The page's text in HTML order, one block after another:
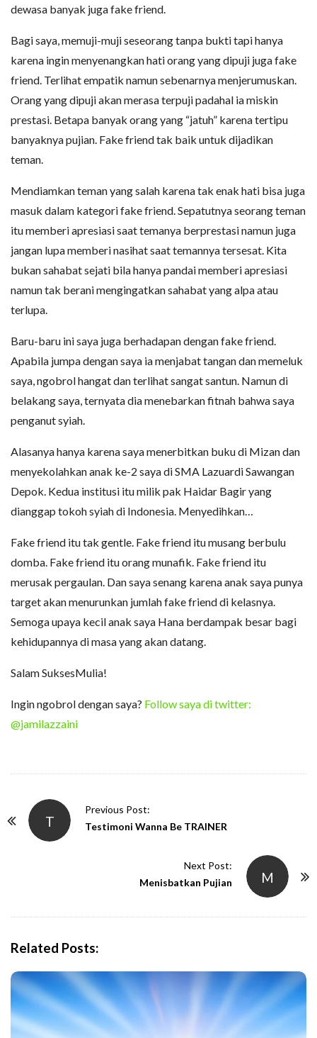
dewasa banyak juga fake friend.
Bagi saya, memuji-muji seseorang tanpa bukti tapi hanya
karena ingin menyenangkan hati orang yang dipuji juga fake
friend. Terlihat empatik namun sebenarnya menjerumuskan.
Orang yang dipuji akan merasa terpuji padahal ia miskin
prestasi. Betapa banyak orang yang “jatuh” karena tertipu
banyaknya pujian. Fake friend tak baik untuk dijadikan
teman.
Mendiamkan teman yang salah karena tak enak hati bisa juga
masuk dalam kategori fake friend. Sepatutnya seorang teman
itu memberi apresiasi saat temanya berprestasi namun juga
jangan lupa memberi nasihat saat temannya tersesat. Kita
bukan sahabat sejati bila hanya pandai memberi apresiasi
namun tak berani mengingatkan sahabat yang alpa atau
terlupa.
Baru-baru ini saya juga berhadapan dengan fake friend.
Apabila jumpa dengan saya ia menjabat tangan dan memeluk
saya, ngobrol hangat dan terlihat sangat santun. Namun di
belakang saya, ternyata dia menebarkan fitnah bahwa saya
penganut syiah.
Alasanya hanya karena saya menerbitkan buku di Mizan dan
menyekolahkan anak ke-2 saya di SMA Lazuardi Sawangan
Depok. Kedua institusi itu milik pak Haidar Bagir yang
dianggap tokoh syiah di Indonesia. Menyedihkan…
Fake friend itu tak gentle. Fake friend itu musang berbulu
domba. Fake friend itu orang munafik. Fake friend itu
merusak pergaulan. Dan saya senang karena anak saya punya
target akan menurunkan jumlah fake friend di kelasnya.
Semoga upaya kecil anak saya Hana berdampak besar bagi
kehidupannya di masa yang akan datang.
Salam SuksesMulia!
Ingin ngobrol dengan saya? Follow saya di twitter:
@jamilazzaini
T
Previous Post:
Testimoni Wanna Be TRAINER
M
Next Post:
Menisbatkan Pujian
Related Posts: